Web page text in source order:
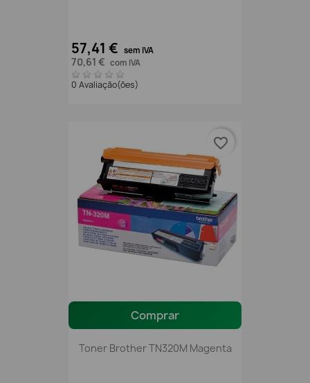
57,41 € sem IVA
70,61 € com IVA
0 Avaliação(ões)
Comprar
Toner Brother TN320M Magenta
favorite_border